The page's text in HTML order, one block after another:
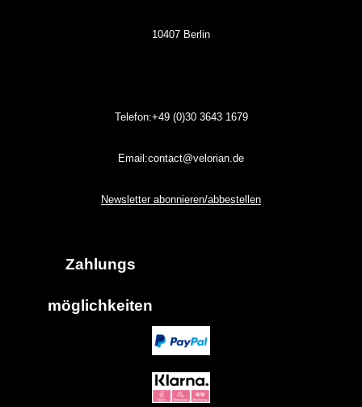
10407 Berlin
Telefon:+49 (0)3036431679
Email:contact@velorian.de
Newsletter abonnieren/abbestellen
Zahlungs
möglich keiten